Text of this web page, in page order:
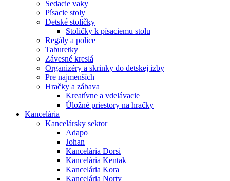
Sedacie vaky
Písacie stoly
Detské stoličky
Stoličky k písaciemu stolu
Regály a police
Taburetky
Závesné kreslá
Organizéry a skrinky do detskej izby
Pre najmenších
Hračky a zábava
Kreatívne a vdelávacie
Úložné priestory na hračky
Kancelária
Kancelársky sektor
Adapo
Johan
Kancelária Dorsi
Kancelária Kentak
Kancelária Kora
Kancelária Norty